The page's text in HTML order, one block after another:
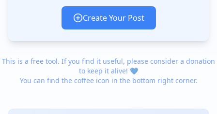
Create Your Post
This is a free tool. If you find it useful, please consider a donation
to keep it alive! 💙
You can find the coffee icon in the bottom right corner.